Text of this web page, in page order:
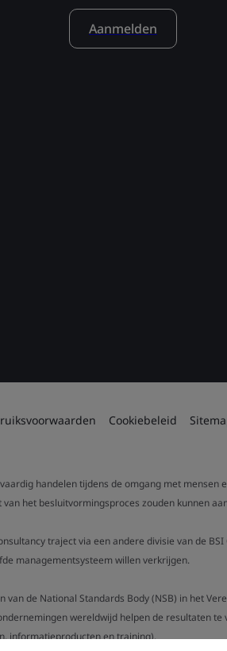
Aanmelden
Cookiebeleid
handelen tijdens de omgang met mensen
het besluitvormingsproces zouden kunnen
traject via een andere divisie van de
managementsysteem willen verkrijgen.
de National Standards Body (NSB) in het
wereldwijd helpen de resultaten
informatieproducten en training).